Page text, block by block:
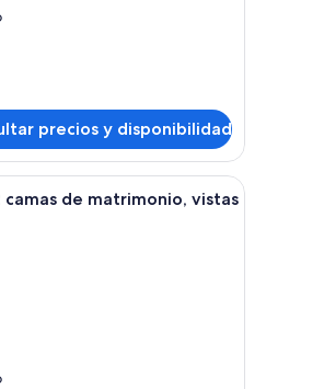
precios y disponibilidad
rocosas singulares.
Un balcón con vista a formaciones rocosas
de matrimonio, vistas